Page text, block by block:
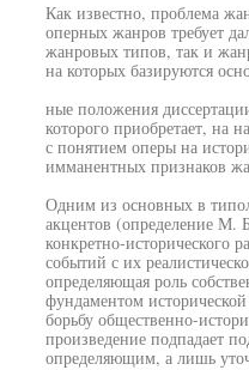
Как известно, проблема
оперных жанров требует
жанровых типов, так и
на которых базируются
ные положения
которого приобретает, на
с понятием оперы на
имманентных признаков
Одним из основных в
акцентов (определение М.
конкретно-исторического
событий с их
определяющая роль
фундаментом
борьбу общественно-
произведение подпадает
определяющим, а лишь